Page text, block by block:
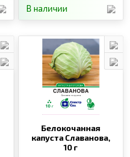
В наличии
Белокочанная
капуста Славанова,
10 г